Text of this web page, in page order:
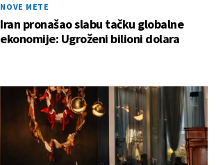
NOVE METE
Iran pronašao slabu tačku globalne
ekonomije: Ugroženi bilioni dolara